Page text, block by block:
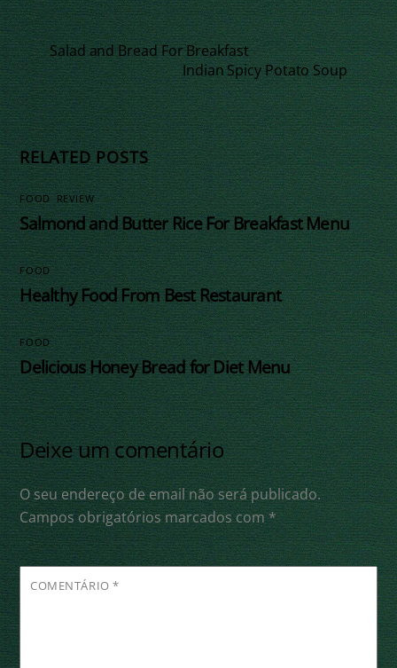
Salad and Bread For Breakfast
Indian Spicy Potato Soup
RELATED POSTS
FOOD REVIEW
Salmond and Butter Rice For Breakfast Menu
FOOD
Healthy Food From Best Restaurant
FOOD
Delicious Honey Bread for Diet Menu
Deixe um comentário
O seu endereço de email não será publicado.
Campos obrigatórios marcados com*
COMENTÁRIO*